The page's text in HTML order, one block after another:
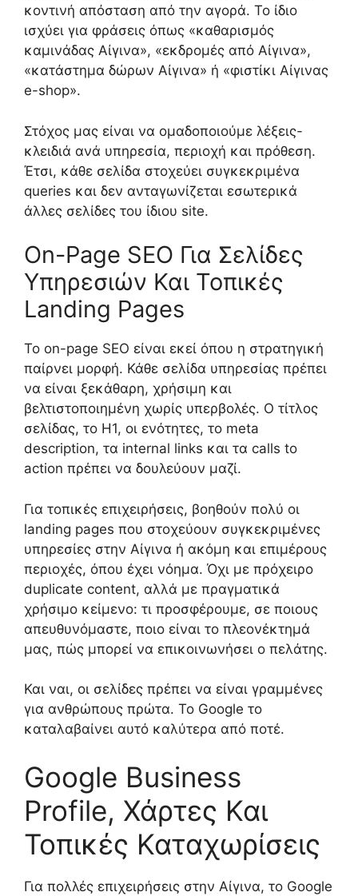
κοντινή απόσταση από την αγορά. Το ίδιο
ισχύει για φράσεις όπως «καθαρισμός
καμινάδας Αίγινα», «εκδρομές από Αίγινα»,
«κατάστημα δώρων Αίγινα» ή «φιστίκι Αίγινας
e-shop».
Στόχος μας είναι να ομαδοποιούμε λέξεις-
κλειδιά ανά υπηρεσία, περιοχή και πρόθεση.
Έτσι, κάθε σελίδα στοχεύει συγκεκριμένα
queries και δεν ανταγωνίζεται εσωτερικά
άλλες σελίδες του ίδιου site.
On-Page SEO Για Σελίδες
Υπηρεσιών Και Τοπικές
Landing Pages
Το on-page SEO είναι εκεί όπου η στρατηγική
παίρνει μορφή. Κάθε σελίδα υπηρεσίας πρέπει
να είναι ξεκάθαρη, χρήσιμη και
βελτιστοποιημένη χωρίς υπερβολές. Ο τίτλος
σελίδας, το H1, οι ενότητες, το meta
description, τα internal links και τα calls to
action πρέπει να δουλεύουν μαζί.
Για τοπικές επιχειρήσεις, βοηθούν πολύ οι
landing pages που στοχεύουν συγκεκριμένες
υπηρεσίες στην Αίγινα ή ακόμη και επιμέρους
περιοχές, όπου έχει νόημα. Όχι με πρόχειρο
duplicate content, αλλά με πραγματικά
χρήσιμο κείμενο: τι προσφέρουμε, σε ποιους
απευθυνόμαστε, ποιο είναι το πλεονέκτημά
μας, πώς μπορεί να επικοινωνήσει ο πελάτης.
Και ναι, οι σελίδες πρέπει να είναι γραμμένες
για ανθρώπους πρώτα. Το Google το
καταλαβαίνει αυτό καλύτερα από ποτέ.
Google Business
Profile, Χάρτες Και
Τοπικές Καταχωρίσεις
Για πολλές επιχειρήσεις στην Αίγινα, το Google